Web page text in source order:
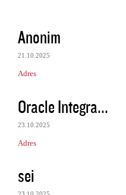
Anonim
21.10.2025
Adres
Oracle Integra...
23.10.2025
Adres
sei